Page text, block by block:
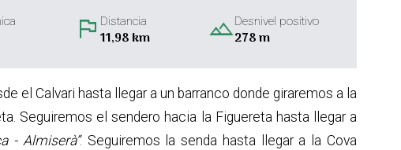
flag Distancia
11,98 km landscapeDesnivel positivo
278 m
el Calvari hasta llegar a un barranco donde giraremos a la
Seguiremos el sendero hacia la Figuereta hasta llegar a
- Almiserà”. Seguiremos la senda hasta llegar a la Cova